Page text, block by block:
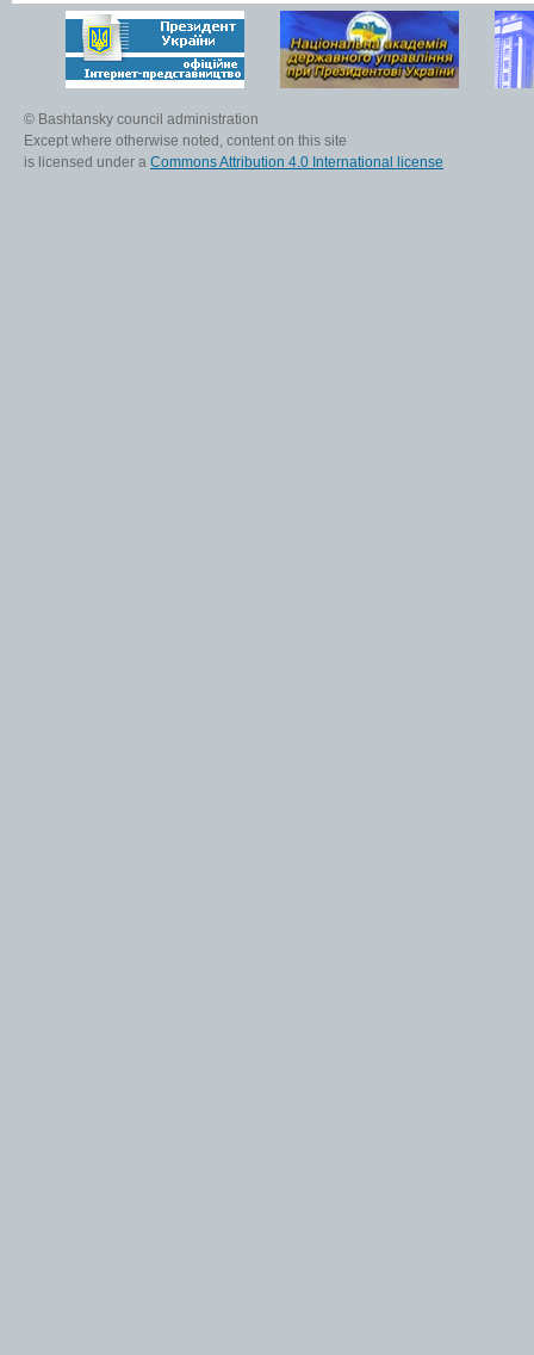
© Bashtansky council administration
Except where otherwise noted, content on this site
is licensed under a Commons Attribution 4.0 International license